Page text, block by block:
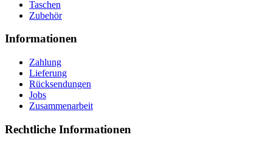
Taschen
Zubehör
Informationen
Zahlung
Lieferung
Rücksendungen
Jobs
Zusammenarbeit
Rechtliche Informationen